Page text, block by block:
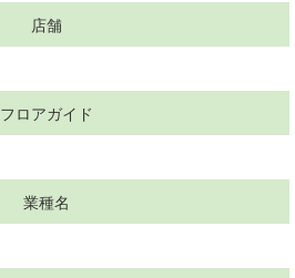
店舗
フロアガイド
業種名